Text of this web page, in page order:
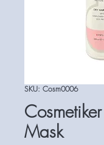
SKU: Cosm0006
Mask